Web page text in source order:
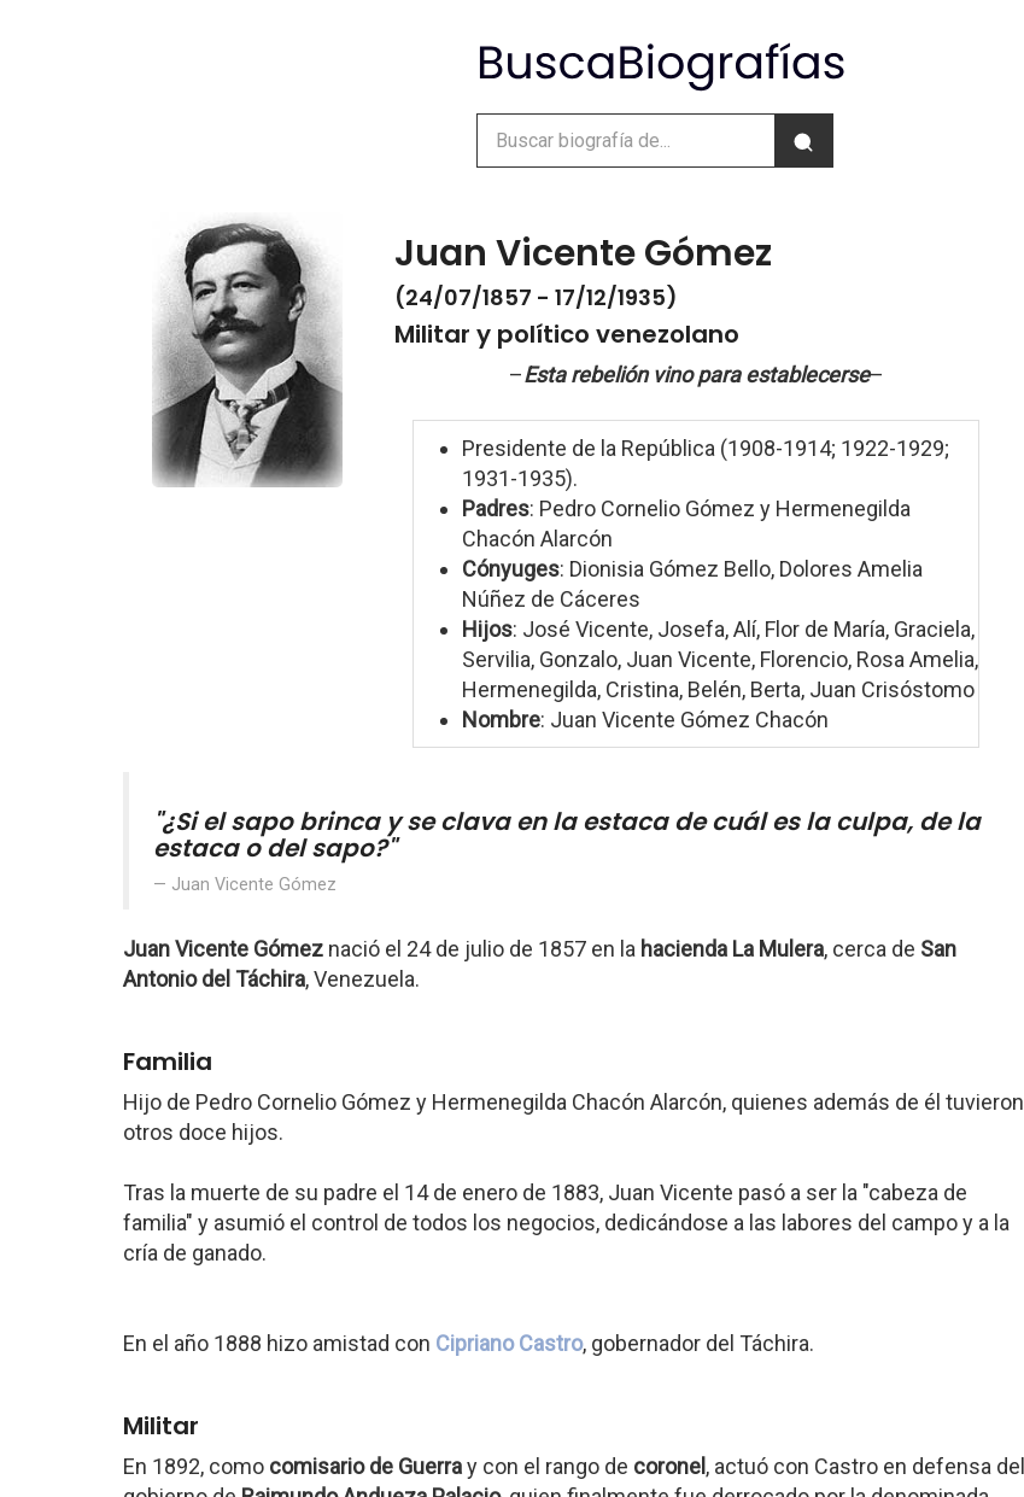
Juan Vicente Gómez
(24/07/1857 - 17/12/1935)
Militar y político venezolano
–Esta rebelión vino para establecerse–
Presidente de la República (1908-1914; 1922-1929;
1931-1935).
Padres: Pedro Cornelio Gómez y Hermenegilda
Chacón Alarcón
Cónyuges: Dionisia Gómez Bello, Dolores Amelia
Núñez de Cáceres
Hijos: José Vicente, Josefa, Alí, Flor de María, Graciela,
Servilia, Gonzalo, Juan Vicente, Florencio, Rosa Amelia,
Hermenegilda, Cristina, Belén, Berta, Juan Crisóstomo
Nombre: Juan Vicente Gómez Chacón
"¿Si el sapo brinca y se clava en la estaca de cuál es la culpa, de la
estaca o del sapo?"
Juan Vicente Gómez
Juan Vicente Gómez nació el 24 de julio de 1857 en la hacienda La Mulera, cerca de San
Antonio del Táchira, Venezuela.
Familia
Hijo de Pedro Cornelio Gómez y Hermenegilda Chacón Alarcón, quienes además de él tuvieron
otros doce hijos.
Tras la muerte de su padre el 14 de enero de 1883, Juan Vicente pasó a ser la "cabeza de
familia" y asumió el control de todos los negocios, dedicándose a las labores del campo y a la
cría de ganado.
En el año 1888 hizo amistad con Cipriano Castro, gobernador del Táchira.
Militar
En 1892, como comisario de Guerray con el rango de coronel , actuó con Castro en defensa del